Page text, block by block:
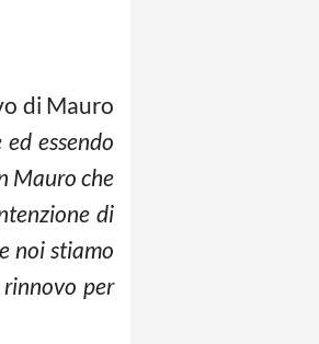
di Mauro
essendo
Mauro che
di
noi stiamo
rinnovo per